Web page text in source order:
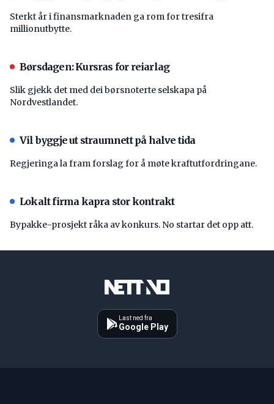
Sterkt år i finansmarknaden ga rom for tresifra
millionutbytte.
Børsdagen: Kursras for reiarlag
Slik gjekk det med dei børsnoterte selskapa på
Nordvestlandet.
Vil byggje ut straumnett på halve tida
Regjeringa la fram forslag for å møte kraftutfordringane.
Lokalt firma kapra stor kontrakt
Bypakke-prosjekt råka av konkurs. No startar det opp att.
Last ned fra
Google Play